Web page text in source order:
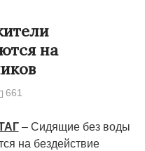
на
661
– Сидящие без воды
на бездействие